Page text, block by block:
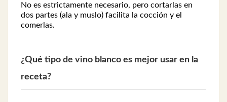
No es estrictamente necesario, pero cortarlas en
dos partes (ala y muslo) facilita la cocción y el
comerlas.
¿Qué tipo de vino blanco es mejor usar en la
receta?